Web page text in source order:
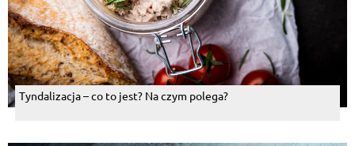
Tyndalizacja – co to jest? Na czym polega?